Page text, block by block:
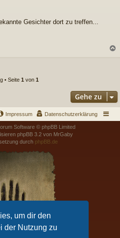
um dir den
der Nutzung zu
Gesichter dort zu treffen...
n
• Seite 1 von 1
Gehe zu
Datenschutzerklärung
Impressum
Software © phpBB Limited
phpBB 3.2 von MrGaby
durch phpBB.de